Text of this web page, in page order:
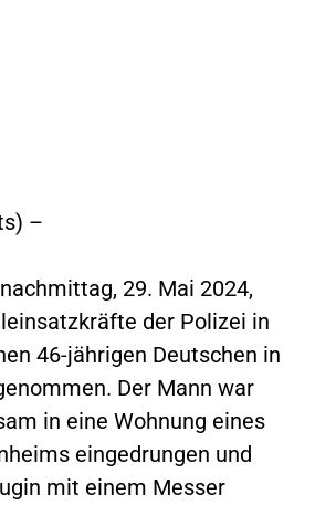
–
29. Mai 2024,
der Polizei in
46-jährigen Deutschen in
Der Mann war
in eine Wohnung eines
eingedrungen und
mit einem Messer